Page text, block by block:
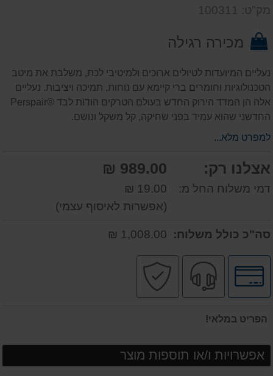
מק"ט: 100311
מכירה רגילה
נעליים המיועדות לטיולים ארוכים ולמיטיבי לכת, משלבת את מיטב
הטכנולוגיות וחומרים ברי קיימא עם נוחות, תמיכה ויציבות. נעליים
אלה הן המדד הירוק החדש בעולם הטרקים הודות לבד ®Perspair
החדשני שהוא עמיד בפני שחיקה, קל משקל ונושם.
למפרט מלא...
אצלנו רק: 989.00 ₪
דמי משלוח החל מ:
19.00 ₪
(אפשרות לאיסוף עצמי)
סה"כ כולל משלוח: 1,008.00 ₪
לחץ
לאפשרויות
תשלומים
שירות
מקצועי
הפריט במלאי!
אפשרויות ו/או תוספות מוצר